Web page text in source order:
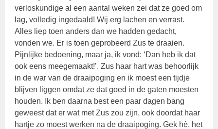
verloskundige al een aantal weken zei dat ze goed om
lag, volledig ingedaald! Wij erg lachen en verrast.
Alles liep toen anders dan we hadden gedacht,
vonden we. Er is toen geprobeerd Zus te draaien.
Pijnlijke bedoening, maar ja, ik vond: ‘Dan heb ik dat
ook eens meegemaakt!’. Zus haar hart was behoorlijk
in de war van de draaipoging en ik moest een tijdje
blijven liggen omdat ze dat goed in de gaten moesten
houden. Ik ben daarna best een paar dagen bang
geweest dat er wat met Zus zou zijn, ook doordat haar
hartje zo moest werken na de draaipoging. Gek hè, het